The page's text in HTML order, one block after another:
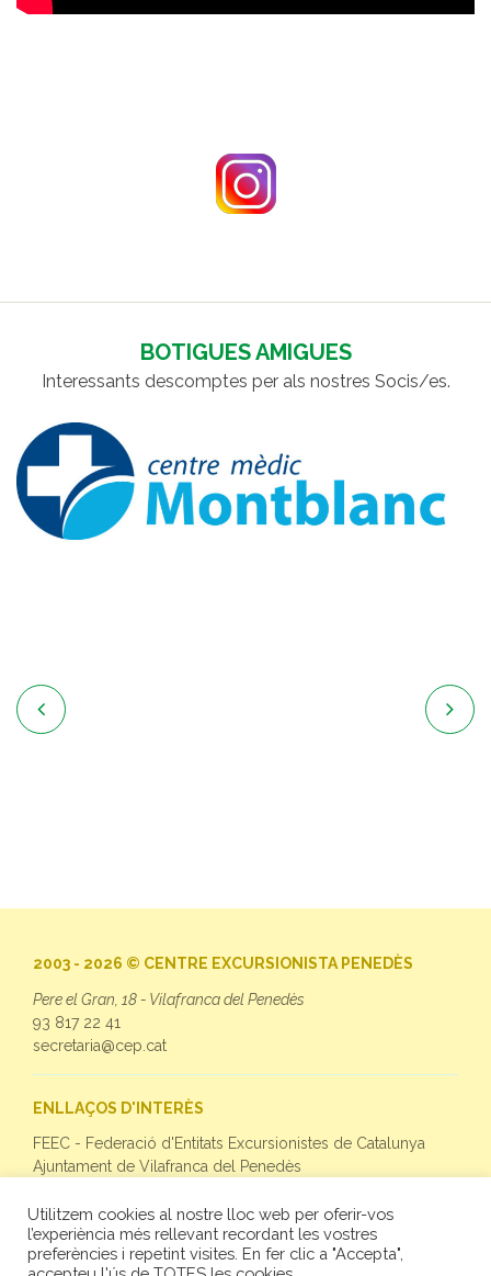
BOTIGUES AMIGUES
Interessants descomptes per als nostres Socis/es.
 
2003 - 2026 © CENTRE EXCURSIONISTA PENEDÈS
Pere el Gran, 18 - Vilafranca del Penedès
93 817 22 41
secretaria@cep.cat
ENLLAÇOS D'INTERÈS
FEEC - Federació d'Entitats Excursionistes de Catalunya
Ajuntament de Vilafranca del Penedès
SEGUEIX-NOS
Facebook
Utilitzem cookies al nostre lloc web per oferir-vos
l’experiència més rellevant recordant les vostres
preferències i repetint visites. En fer clic a "Accepta",